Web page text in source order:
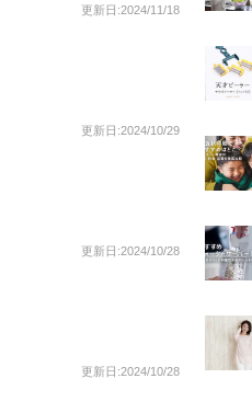
更新日:2024/11/18
更新日:2024/10/29
更新日:2024/10/28
更新日:2024/10/28